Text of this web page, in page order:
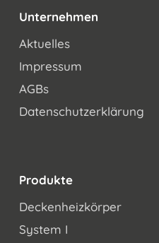
Unternehmen
Aktuelles
Impressum
AGBs
Datenschutzerklärung
Produkte
Deckenheizkörper
System I